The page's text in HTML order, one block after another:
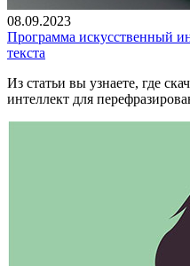
08.09.2023
Программа искусственный
текста
Из статьи вы узнаете, где
интеллект для